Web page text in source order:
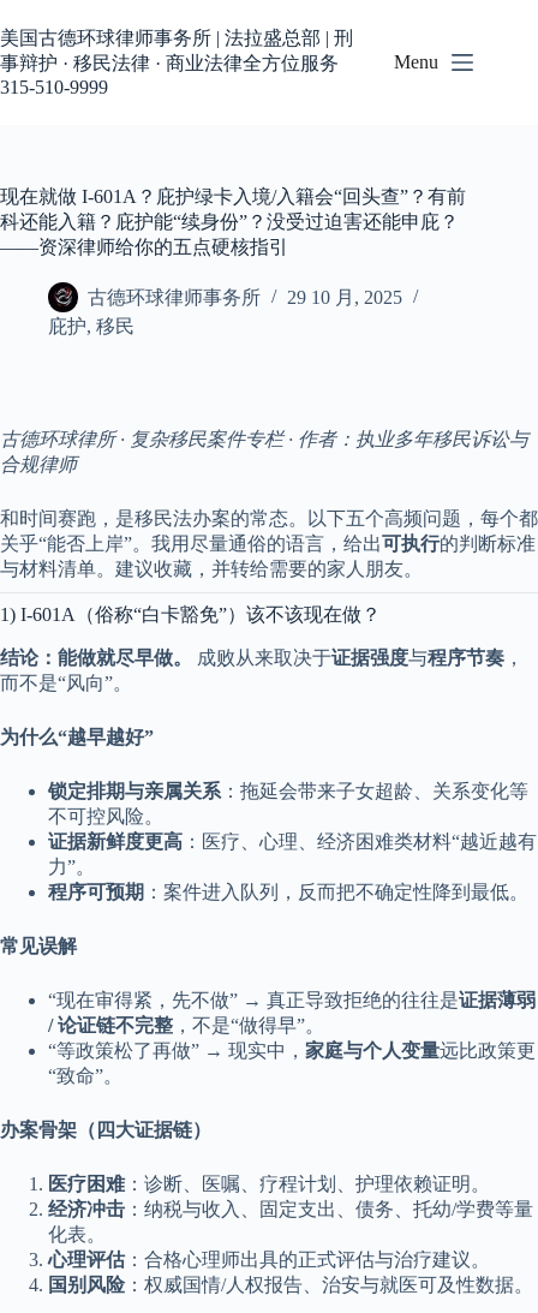
过
内
容
美国古德环球律师事务所 | 法拉盛总部 | 刑
事辩护 · 移民法律 · 商业法律全方位服务
315-510-9999
Menu
现在就做 I-601A？庇护绿卡入境/入籍会“回头查”？有前
科还能入籍？庇护能“续身份”？没受过迫害还能申庇？
——资深律师给你的五点硬核指引
古德环球律师事务所
29 10 月, 2025
庇护, 移民
古德环球律所 · 复杂移民案件专栏 · 作者：执业多年移民诉讼与
合规律师
和时间赛跑，是移民法办案的常态。以下五个高频问题，每个都
关乎“能否上岸”。我用尽量通俗的语言，给出可执行的判断标准
与材料清单。建议收藏，并转给需要的家人朋友。
1) I-601A（俗称“白卡豁免”）该不该现在做？
结论：能做就尽早做。 成败从来取决于证据强度与程序节奏 ，
而不是“风向”。
为什么“越早越好”
锁定排期与亲属关系 ：拖延会带来子女超龄、关系变化等
不可控风险。
证据新鲜度更高 ：医疗、心理、经济困难类材料“越近越有
力”。
程序可预期 ：案件进入队列，反而把不确定性降到最低。
常见误解
“现在审得紧，先不做” → 真正导致拒绝的往往是证据薄弱
/ 论证链不完整 ，不是“做得早”。
“等政策松了再做” → 现实中， 家庭与个人变量远比政策更
“致命”。
办案骨架（四大证据链）
医疗困难：诊断、医嘱、疗程计划、护理依赖证明。
经济冲击 ：纳税与收入、固定支出、债务、托幼/学费等量
化表。
心理评估：合格心理师出具的正式评估与治疗建议。
国别风险：权威国情/人权报告、治安与就医可及性数据。